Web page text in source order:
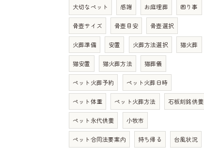
大切なペット 感謝 お庭埋葬 困り事
骨壺サイズ 骨壺目安 骨壺選択
火葬準備 安置 火葬方法選択 猫火葬
猫安置 猫火葬方法 猫葬儀
ペット火葬予約 ペット火葬日時
ペット体重 ペット火葬方法 石板刻銘供養
ペット永代供養 小牧市
ペット合同法要案内 持ち帰る 台風状況